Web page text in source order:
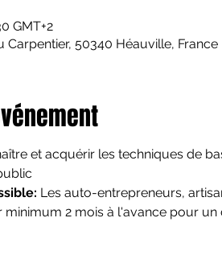
GMT+2
Carpentier, 50340 Héauville, France
et acquérir les techniques de
Les auto-entrepreneurs,
2 mois à l'avance pour un